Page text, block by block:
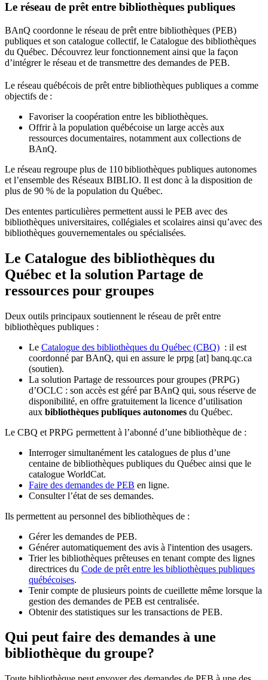
Le réseau de prêt entre bibliothèques publiques
BAnQ coordonne le réseau de prêt entre bibliothèques (PEB)
publiques et son catalogue collectif, le Catalogue des bibliothèques
du Québec. Découvrez leur fonctionnement ainsi que la façon
d’intégrer le réseau et de transmettre des demandes de PEB.
Le réseau québécois de prêt entre bibliothèques publiques a comme
objectifs de :
Favoriser la coopération entre les bibliothèques.
Offrir à la population québécoise un large accès aux
ressources documentaires, notamment aux collections de
BAnQ.
Le réseau regroupe plus de 110bibliothèques publiques autonomes
et l’ensemble des Réseaux BIBLIO. Il est donc à la disposition de
plus de 90 % de la population du Québec.
Des ententes particulières permettent aussi le PEB avec des
bibliothèques universitaires, collégiales et scolaires ainsi qu’avec des
bibliothèques gouvernementales ou spécialisées.
Le Catalogue des bibliothèques du
Québec et la solution Partage de
ressources pour groupes
Deux outils principaux soutiennent le réseau de prêt entre
bibliothèques publiques :
Le Catalogue des bibliothèques du Québec (CBQ) : il est
coordonné par BAnQ, qui en assure le prpg [at] banq.qc.ca
(soutien).
La solution Partage de ressources pour groupes (PRPG)
d’OCLC : son accès est géré par BAnQ qui, sous réserve de
disponibilité, en offre gratuitement la licence d’utilisation
aux bibliothèques publiques autonomes du Québec.
Le CBQ et PRPG permettent à l’abonné d’une bibliothèque de :
Interroger simultanément les catalogues de plus d’une
centaine de bibliothèques publiques du Québec ainsi que le
catalogue WorldCat.
Faire des demandes de PEB en ligne.
Consulter l’état de ses demandes.
Ils permettent au personnel des bibliothèques de :
Gérer les demandes de PEB.
Générer automatiquement des avis à l'intention des usagers.
Trier les bibliothèques prêteuses en tenant compte des lignes
directrices du Code de prêt entre les bibliothèques publiques
québécoises.
Tenir compte de plusieurs points de cueillette même lorsque la
gestion des demandes de PEB est centralisée.
Obtenir des statistiques sur les transactions de PEB.
Qui peut faire des demandes à une
bibliothèque du groupe?